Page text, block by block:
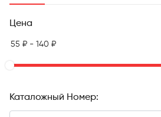
Цена
Каталожный Номер: